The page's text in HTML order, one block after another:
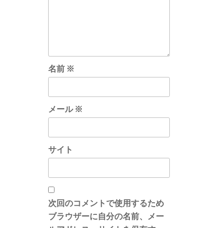
名前 ※
メール※
サイト
次回のコメントで使用するため
ブラウザーに自分の名前、メー